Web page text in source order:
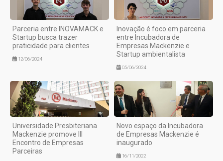
Parceria entre INOVAMACK e
Startup busca trazer
praticidade para clientes
12/06/2024
Inovação é foco em parceria
entre Incubadora de
Empresas Mackenzie e
Startup ambientalista
05/06/2024
Universidade Presbiteriana
Mackenzie promove III
Encontro de Empresas
Parceiras
Novo espaço da Incubadora
de Empresas Mackenzie é
inaugurado
16/11/2022